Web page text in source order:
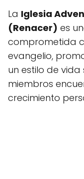
La Iglesia
(Renacer) es
comprometida
evangelio,
un estilo de vida
miembros
crecimiento